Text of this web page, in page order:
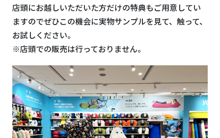
店頭にお越しいただいた方だけの特典もご用意してい
ますのでぜひこの機会に実物サンプルを見て、触って、
お試しください。
※店頭での販売は行っておりません。